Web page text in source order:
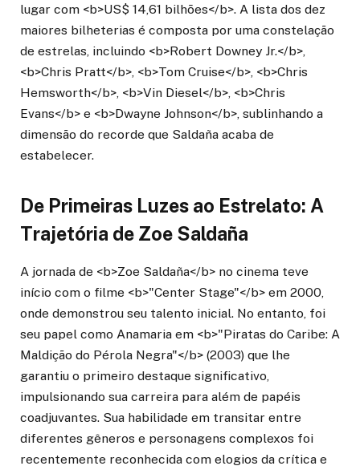
lugar com <b>US$ 14,61 bilhões</b>. A lista dos dez
maiores bilheterias é composta por uma constelação
de estrelas, incluindo <b>Robert Downey Jr.</b>,
<b>Chris Pratt</b>, <b>Tom Cruise</b>, <b>Chris
Hemsworth</b>, <b>Vin Diesel</b>, <b>Chris
Evans</b> e <b>Dwayne Johnson</b>, sublinhando a
dimensão do recorde que Saldaña acaba de
estabelecer.
De Primeiras Luzes ao Estrelato: A
Trajetória de Zoe Saldaña
A jornada de <b>Zoe Saldaña</b> no cinema teve
início com o filme <b>"Center Stage"</b> em 2000,
onde demonstrou seu talento inicial. No entanto, foi
seu papel como Anamaria em <b>"Piratas do Caribe: A
Maldição do Pérola Negra"</b> (2003) que lhe
garantiu o primeiro destaque significativo,
impulsionando sua carreira para além de papéis
coadjuvantes. Sua habilidade em transitar entre
diferentes gêneros e personagens complexos foi
recentemente reconhecida com elogios da crítica e